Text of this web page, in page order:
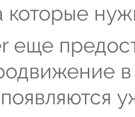
которые
еще
появляются